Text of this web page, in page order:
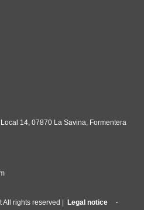
14, 07870 La Savina, Formentera
rights reserved | Legal notice